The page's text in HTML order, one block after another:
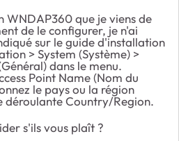
WNDAP360 que je viens de
de le configurer, je n'ai
sur le guide d'installation
> System (Système) >
dans le menu.
Point Name(Nom du
le pays ou la région
déroulanteCountry/Region.
s'ils vous plaît ?